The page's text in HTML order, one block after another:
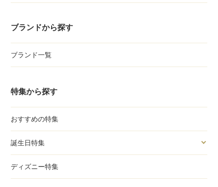
ブランドから探す
ブランド一覧
特集から探す
おすすめの特集
誕生日特集
ディズニー特集